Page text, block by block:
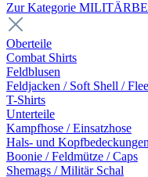
Zur Kategorie
Oberteile
Combat Shirts
Feldblusen
Feldjacken / Soft Shell /
T-Shirts
Unterteile
Kampfhose / Einsatzhose
Hals- und Kopfbedeckungen
Boonie / Feldmütze / Caps
Shemags / Militär Schal